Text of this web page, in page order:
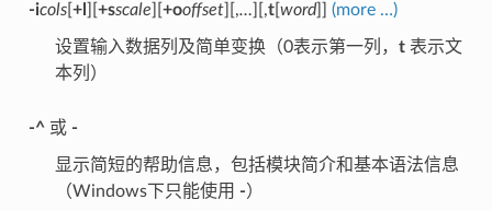
-icols[ +l +sscale +ooffset][,… ][,t[ word]] (more …)
设置输入数据列及简单变换（0表示第一列， t表示文
本列）
-^或 -
显示简短的帮助信息，包括模块简介和基本语法信息
（Windows下只能使用 -）